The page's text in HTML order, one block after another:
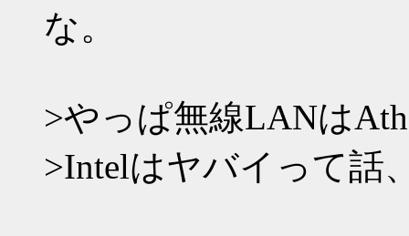
な。
>やっぱ無線LANは
>Intelはヤバイって話